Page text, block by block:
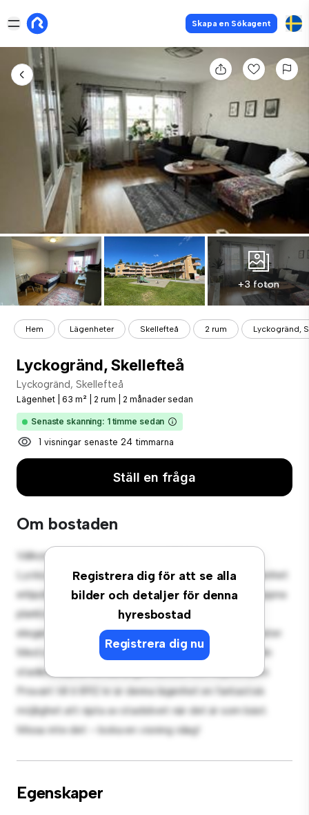
Skapa en Sökagent
+3 foton
Hem Lägenheter Skellefteå 2 rum Lyckogränd,
Lyckogränd, Skellefteå
Lyckogränd, Skellefteå
Lägenhet 63 m² 2 rum 2 månader sedan
Senaste skanning: 1 timme sedan
1 visningar senaste 24 timmarna
Ställ en fråga
Om bostaden
Registrera dig för att se alla
bilder och detaljer för denna
hyresbostad
Registrera dig nu
Välkommen till ditt nya urbana tillflyktsort på
Lyckogränd, Skellefteå! Denna moderna 2-rumslägenhet
erbjuder ett elegant och mysigt vardagsrum. Den öppna
planlösningen är perfekt för underhållning, och det
eleganta köket är utrustat med förstklassiga apparater.
Med sitt utmärkta läge ligger du bara några steg från
stadens bästa restauranger, butiker och nöjesställen.
Prisvärt till 6 892 kr är denna lägenhet en fantastisk
möjlighet att njuta av stadslivet när det är som bäst.
Missa inte det – boka en visning idag!
Egenskaper